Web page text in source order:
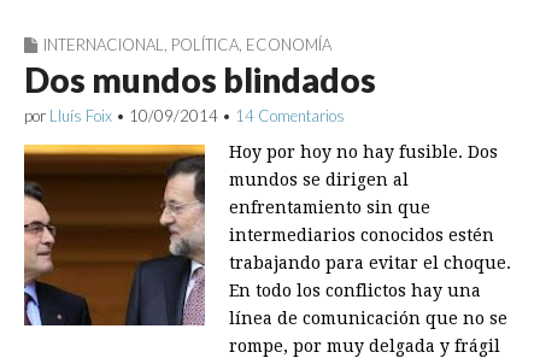
INTERNACIONAL, POLÍTICA, ECONOMÍA
Dos mundos blindados
por Lluís Foix • 10/09/2014 • 14 Comentarios
Hoy por hoy no hay fusible. Dos
mundos se dirigen al
enfrentamiento sin que
intermediarios conocidos estén
trabajando para evitar el choque.
En todo los conflictos hay una
línea de comunicación que no se
rompe, por muy delgada y frágil